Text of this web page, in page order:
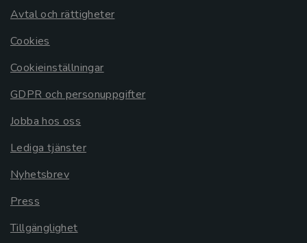
Avtal och rättigheter
Cookies
Cookieinställningar
GDPR och personuppgifter
Jobba hos oss
Lediga tjänster
Nyhetsbrev
Press
Tillgänglighet